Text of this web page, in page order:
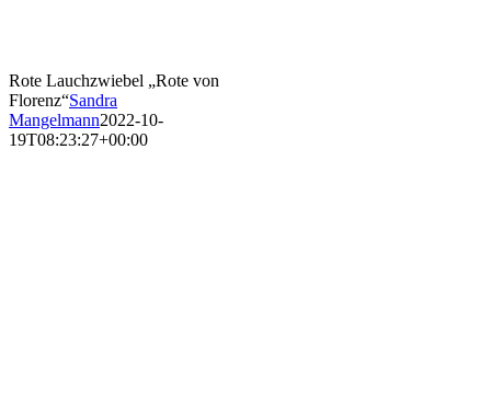
Rote Lauchzwiebel „Rote von
Florenz“Sandra
Mangelmann2022-10-
19T08:23:27+00:00